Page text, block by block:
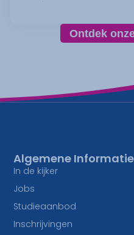
Ontdek
Algemene Informatie
In de kijker
Jobs
Studieaanbod
Inschrijvingen